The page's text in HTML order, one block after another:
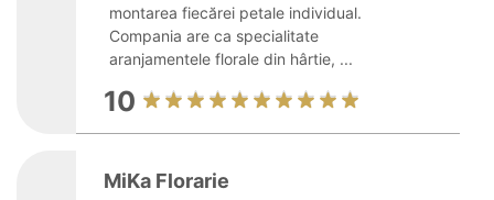
montarea fiecărei petale individual.
Compania are ca specialitate
aranjamentele florale din hârtie, ...
10
MiKa Florarie